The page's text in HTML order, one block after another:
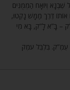
שֶׁבְנָא וְיוֹאָח הַמְמֻנִּים
אוֹתוֹ דֶּרֶךְ מַמָּשׁ נָקְטוּ,
– בָּ”א לָ”ק, בָּא מִי
עֵמֶ”ק. בִּלְבֵּל עֹמֶק